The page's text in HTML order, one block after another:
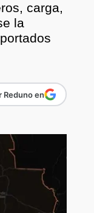
carga,
la
Reduno en